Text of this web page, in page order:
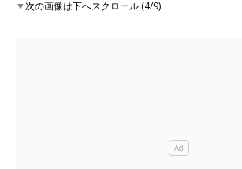
▼次の画像は下へスクロール (4/9)